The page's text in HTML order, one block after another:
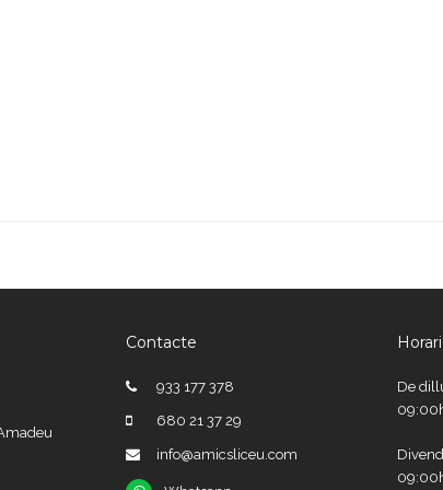
Contacte
933 177 378
680 21 37 29
info@amicsliceu.com
Horari
De